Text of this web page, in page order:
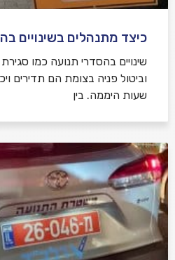
כיצד מתנהלים בשינויים
שינויים בהסדרי תנועה כמו
וביטול פניה בצומת הם תדירים
שעות היממה. בין